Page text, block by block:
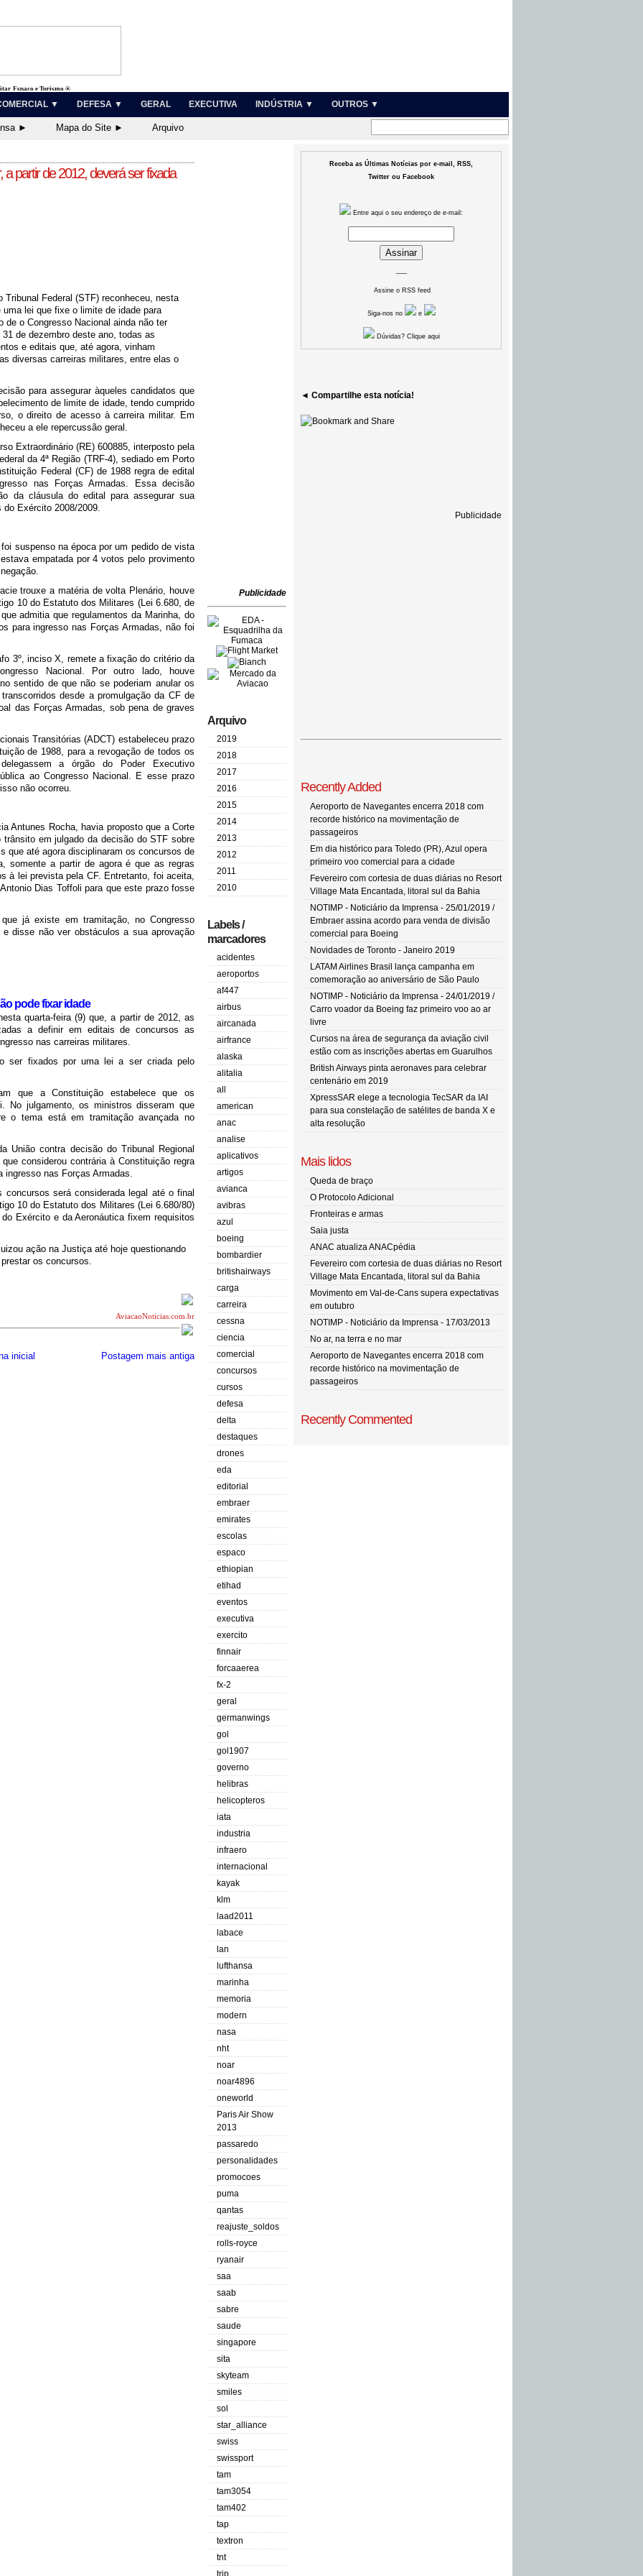
Espaço e Turismo ®
▼ DEFESA ▼ GERAL EXECUTIVA INDÚSTRIA ▼ OUTROS ▼
► Mapa do Site ► Arquivo
a partir de 2012, deverá ser fixada
Tribunal Federal (STF) reconheceu, nesta
lei que fixe o limite de idade para
o Congresso Nacional ainda não ter
de dezembro deste ano, todas as
e editais que, até agora, vinham
diversas carreiras militares, entre elas o
para assegurar àqueles candidatos que
de limite de idade, tendo cumprido
o direito de acesso à carreira militar. Em
a ele repercussão geral.
Extraordinário (RE) 600885, interposto pela
da 4ª Região (TRF-4), sediado em Porto
Federal (CF) de 1988 regra de edital
nas Forças Armadas. Essa decisão
da cláusula do edital para assegurar sua
Exército 2008/2009.
suspenso na época por um pedido de vista
empatada por 4 votos pelo provimento
trouxe a matéria de volta Plenário, houve
10 do Estatuto dos Militares (Lei 6.680, de
admitia que regulamentos da Marinha, do
para ingresso nas Forças Armadas, não foi
3º, inciso X, remete a fixação do critério da
Nacional. Por outro lado, houve
sentido de que não se poderiam anular os
desde a promulgação da CF de
das Forças Armadas, sob pena de graves
Transitórias (ADCT) estabeleceu prazo
de 1988, para a revogação de todos os
a órgão do Poder Executivo
ao Congresso Nacional. E esse prazo
não ocorreu.
Antunes Rocha, havia proposto que a Corte
em julgado da decisão do STF sobre
que até agora disciplinaram os concursos de
somente a partir de agora é que as regras
à lei prevista pela CF. Entretanto, foi aceita,
Dias Toffoli para que este prazo fosse
já existe em tramitação, no Congresso
disse não ver obstáculos a sua aprovação
pode fixar idade
quarta-feira (9) que, a partir de 2012, as
a definir em editais de concursos as
nas carreiras militares.
ser fixados por uma lei a ser criada pelo
que a Constituição estabelece que os
No julgamento, os ministros disseram que
o tema está em tramitação avançada no
União contra decisão do Tribunal Regional
considerou contrária à Constituição regra
ingresso nas Forças Armadas.
será considerada legal até o final
10 do Estatuto dos Militares (Lei 6.680/80)
Exército e da Aeronáutica fixem requisitos
ação na Justiça até hoje questionando
os concursos.
AviacaoNoticias.com.br
Postagem mais antiga
inicial
Publicidade
Arquivo
2019
2018
2017
2016
2015
2014
2013
2012
2011
2010
Labels /
marcadores
acidentes
aeroportos
af447
airbus
aircanada
airfrance
alaska
alitalia
all
american
anac
analise
aplicativos
artigos
avianca
avibras
azul
boeing
bombardier
britishairways
carga
carreira
cessna
ciencia
comercial
concursos
cursos
defesa
delta
destaques
drones
eda
editorial
embraer
emirates
escolas
espaco
ethiopian
etihad
eventos
executiva
exercito
finnair
forcaaerea
fx-2
geral
germanwings
gol
gol1907
governo
helibras
helicopteros
iata
industria
infraero
internacional
kayak
klm
laad2011
labace
lan
lufthansa
marinha
memoria
modern
nasa
nht
noar
noar4896
oneworld
Paris Air Show
2013
passaredo
personalidades
promocoes
puma
qantas
reajuste_soldos
rolls-royce
ryanair
saa
saab
sabre
saude
singapore
sita
skyteam
smiles
sol
star_alliance
swiss
swissport
tam
tam3054
tam402
tap
textron
tnt
trip
Receba as Últimas Notícias por e-mail, RSS,
Twitter ou Facebook
Entre aqui o seu endereço de e-mail:
Assine o RSS feed
Siga-nos no e
Dúvidas? Clique aqui
◄ Compartilhe esta notícia!
Publicidade
Recently Added
Aeroporto de Navegantes encerra 2018 com
recorde histórico na movimentação de
passageiros
Em dia histórico para Toledo (PR), Azul opera
primeiro voo comercial para a cidade
Fevereiro com cortesia de duas diárias no Resort
Village Mata Encantada, litoral sul da Bahia
NOTIMP - Noticiário da Imprensa - 25/01/2019 /
Embraer assina acordo para venda de divisão
comercial para Boeing
Novidades de Toronto - Janeiro 2019
LATAM Airlines Brasil lança campanha em
comemoração ao aniversário de São Paulo
NOTIMP - Noticiário da Imprensa - 24/01/2019 /
Carro voador da Boeing faz primeiro voo ao ar
livre
Cursos na área de segurança da aviação civil
estão com as inscrições abertas em Guarulhos
British Airways pinta aeronaves para celebrar
centenário em 2019
XpressSAR elege a tecnologia TecSAR da IAI
para sua constelação de satélites de banda X e
alta resolução
Mais lidos
Queda de braço
O Protocolo Adicional
Fronteiras e armas
Saia justa
ANAC atualiza ANACpédia
Fevereiro com cortesia de duas diárias no Resort
Village Mata Encantada, litoral sul da Bahia
Movimento em Val-de-Cans supera expectativas
em outubro
NOTIMP - Noticiário da Imprensa - 17/03/2013
No ar, na terra e no mar
Aeroporto de Navegantes encerra 2018 com
recorde histórico na movimentação de
passageiros
Recently Commented